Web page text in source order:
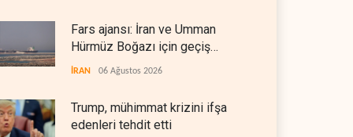
Fars ajansı: İran ve Umman
Hürmüz Boğazı için geçiş
koridorlarında anlaştı
İRAN 06 Ağustos 2026
Trump, mühimmat krizini ifşa
edenleri tehdit etti